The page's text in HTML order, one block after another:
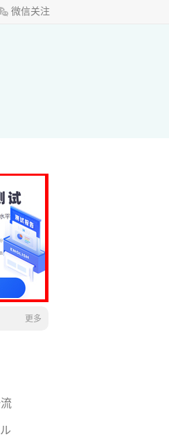
微信关注
更多